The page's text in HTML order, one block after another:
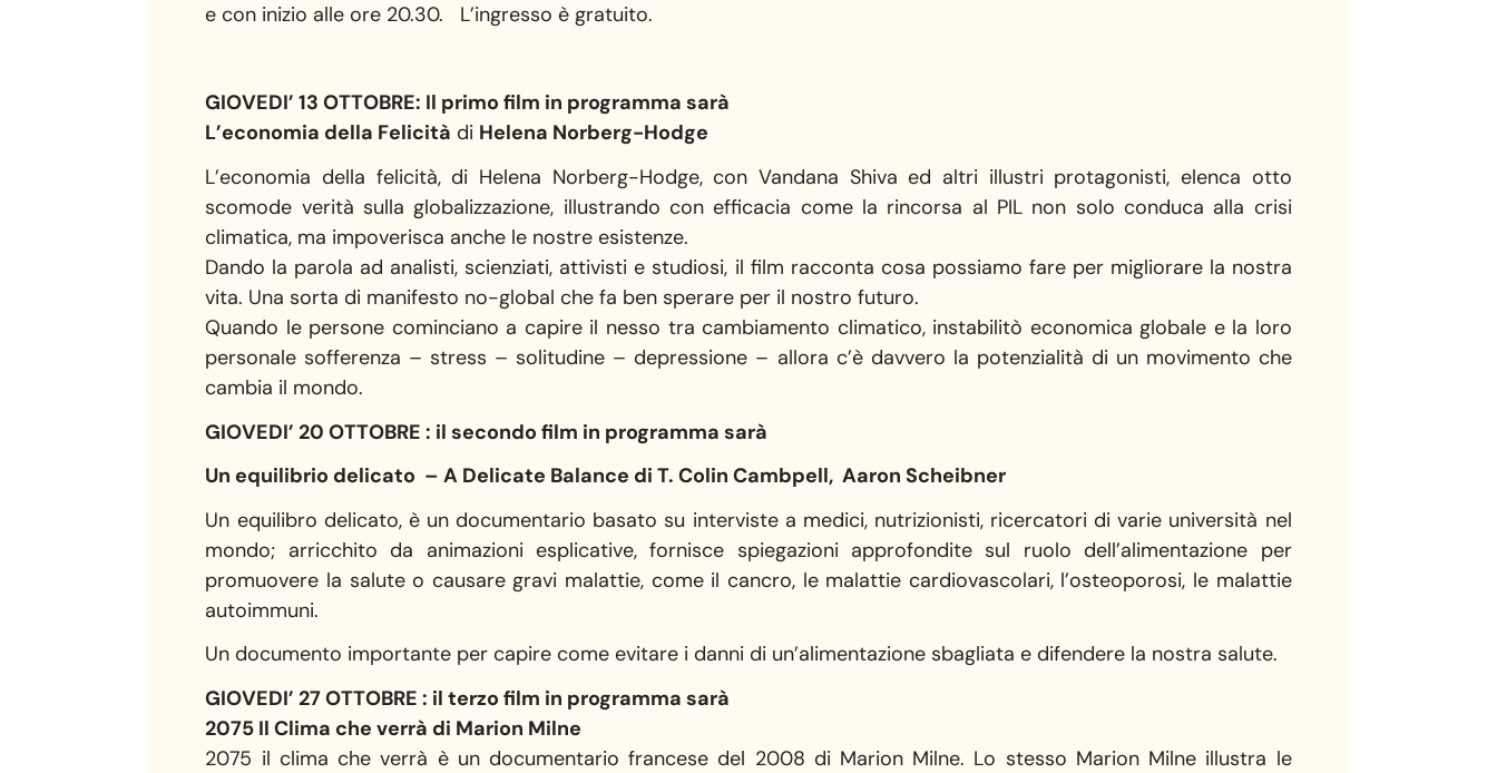
e con inizio alle ore 20.30. L’ingresso è gratuito.
GIOVEDI’ 13 OTTOBRE: Il primo film in programma sarà
L’economia della Felicità di Helena Norberg-Hodge
L’economia della felicità, di Helena Norberg-Hodge, con Vandana Shiva ed altri illustri protagonisti, elenca otto
scomode verità sulla globalizzazione, illustrando con efficacia come la rincorsa al PIL non solo conduca alla crisi
climatica, ma impoverisca anche le nostre esistenze.
Dando la parola ad analisti, scienziati, attivisti e studiosi, il film racconta cosa possiamo fare per migliorare la nostra
vita. Una sorta di manifesto no-global che fa ben sperare per il nostro futuro.
Quando le persone cominciano a capire il nesso tra cambiamento climatico, instabilitò economica globale e la loro
personale sofferenza – stress – solitudine – depressione – allora c’è davvero la potenzialità di un movimento che
cambia il mondo.
GIOVEDI’ 20 OTTOBRE : il secondo film in programma sarà
Un equilibrio delicato – A Delicate Balance di T. Colin Cambpell, Aaron Scheibner
Un equilibro delicato, è un documentario basato su interviste a medici, nutrizionisti, ricercatori di varie università nel
mondo; arricchito da animazioni esplicative, fornisce spiegazioni approfondite sul ruolo dell’alimentazione per
promuovere la salute o causare gravi malattie, come il cancro, le malattie cardiovascolari, l’osteoporosi, le malattie
autoimmuni.
Un documento importante per capire come evitare i danni di un’alimentazione sbagliata e difendere la nostra salute.
GIOVEDI’ 27 OTTOBRE : il terzo film in programma sarà
2075 Il Clima che verrà di Marion Milne
2075 il clima che verrà è un documentario francese del 2008 di Marion Milne. Lo stesso Marion Milne illustra le